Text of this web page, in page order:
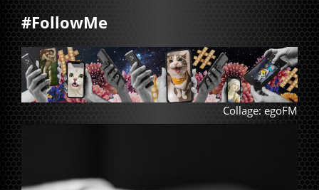
#FollowMe
Collage: egoFM